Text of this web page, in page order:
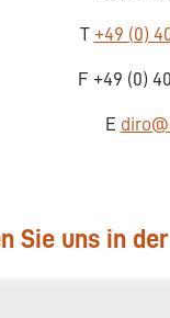
T +49 (0)
F +49 (0)
E
Sie uns in